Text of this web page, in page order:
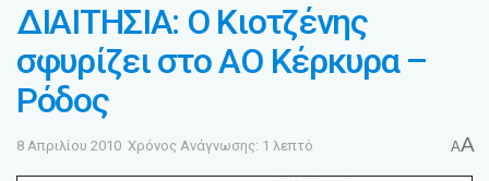
ΔΙΑΙΤΗΣΙΑ: Ο Κιοτζένης
σφυρίζει στο ΑΟ Κέρκυρα –
Ρόδος
8 Απριλίου 2010 Χρόνος Ανάγνωσης: 1 λεπτό AA